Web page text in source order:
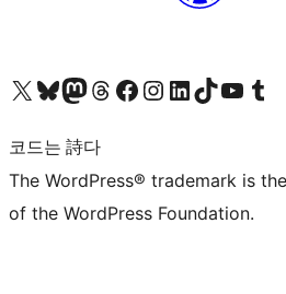
X(이전 트위터) 계정 방문하기블루스카이 계정 방문하기마스토돈 계정 방문하기스레드 계정 방문하기 페이스북 페이지 방문하기인스타그램 계정 방문하기 LinkedIn 계정 방문하기틱톡 계정 방문하기유튜브 채널 방문하기 텀블러 계정 방문하기
코드는 詩다
The WordPress® trademark is
of the WordPress Foundation.